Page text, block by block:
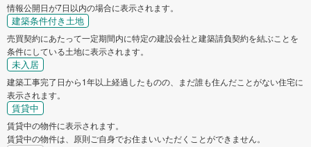
情報公開日が7日以内の場合に表示されます。
建築条件付き土地
売買契約にあたって一定期間内に特定の建設会社と建築請負契約を結ぶことを
条件にしている土地に表示されます。
未入居
建築工事完了日から1年以上経過したものの、まだ誰も住んだことがない住宅に
表示されます。
賃貸中
賃貸中の物件に表示されます。
賃貸中の物件は、原則ご自身でお住まいいただくことができません。